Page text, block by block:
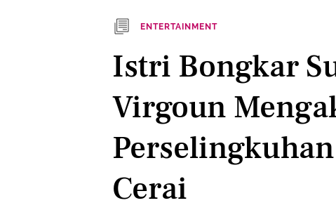
ENTERTAINMENT
Istri Bongkar
Virgoun
Cerai